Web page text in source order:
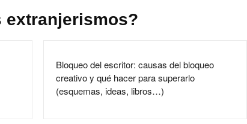
extranjerismos?
Bloqueo del escritor: causas del bloqueo
creativo y qué hacer para superarlo
(esquemas, ideas, libros…)